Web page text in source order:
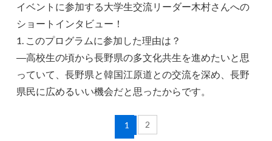
イベントに参加する大学生交流リーダー木村さんへの
ショートインタビュー！
1. このプログラムに参加した理由は？
―高校生の頃から長野県の多文化共生を進めたいと思
っていて、長野県と韓国江原道との交流を深め、長野
県民に広めるいい機会だと思ったからです。
1 2